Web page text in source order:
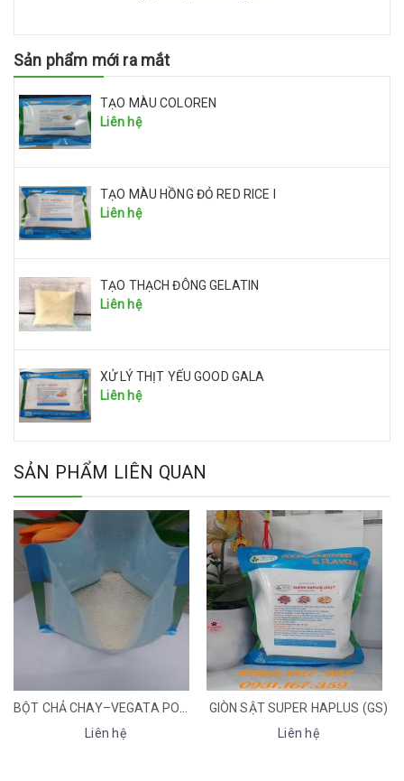
Sản phẩm mới ra mắt
TẠO MÀU COLOREN
Liên hệ
TẠO MÀU HỒNG ĐỎ RED RICE I
Liên hệ
TẠO THẠCH ĐÔNG GELATIN
Liên hệ
XỬ LÝ THỊT YẾU GOOD GALA
Liên hệ
SẢN PHẨM LIÊN QUAN
GIÒN SẬT SUPER HAPLUS (GS)
Liên hệ
CUỘN PP/ TÚI ỐNG PP
Liên hệ